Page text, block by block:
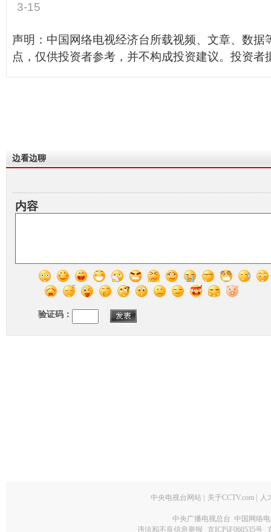
3-15
声明：中国网络电视经济台所载视频、文章、数据
点，仅供投资者参考，并不构成投资建议。投资者
边看边聊
内容
验证码：
中央电视台网站 关于CCTV.com 人
中央广播电视总台 中国网络
违法和不良信息举报
京ICP证060535号